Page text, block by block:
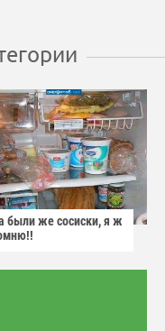
были же сосиски, я ж